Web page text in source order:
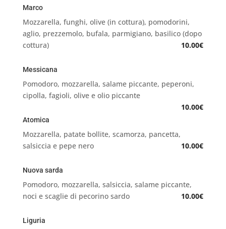
Marco
Mozzarella, funghi, olive (in cottura), pomodorini,
aglio, prezzemolo, bufala, parmigiano, basilico (dopo
cottura)
10.00€
Messicana
Pomodoro, mozzarella, salame piccante, peperoni,
cipolla, fagioli, olive e olio piccante
10.00€
Atomica
Mozzarella, patate bollite, scamorza, pancetta,
salsiccia e pepe nero
10.00€
Nuova sarda
Pomodoro, mozzarella, salsiccia, salame piccante,
noci e scaglie di pecorino sardo
10.00€
Liguria